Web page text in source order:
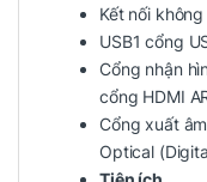
Kết nối
USB1 cổng
Cổng nhận
cổng HDMI
Cổng xuất
Optical